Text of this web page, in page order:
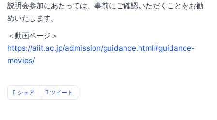
説明会参加にあたっては、事前にご確認いただくことをお勧
めいたします。
＜動画ページ＞
https://aiit.ac.jp/admission/guidance.html#guidance-
movies/
シェア ツイート